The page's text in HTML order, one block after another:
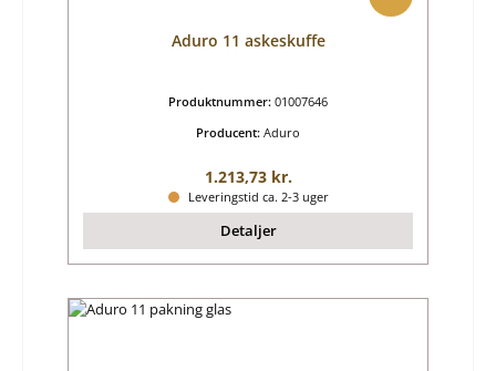
Aduro 11 askeskuffe
Produktnummer: 01007646
Producent: Aduro
Almindelig pris:
1.213,73 kr.
Leveringstid ca. 2-3 uger
Detaljer